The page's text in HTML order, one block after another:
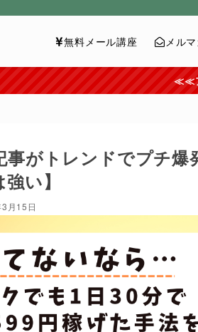
無料メール講座 メル
≪≪アドセンス稼げない→
がトレンドでプチ爆
い】
月15日